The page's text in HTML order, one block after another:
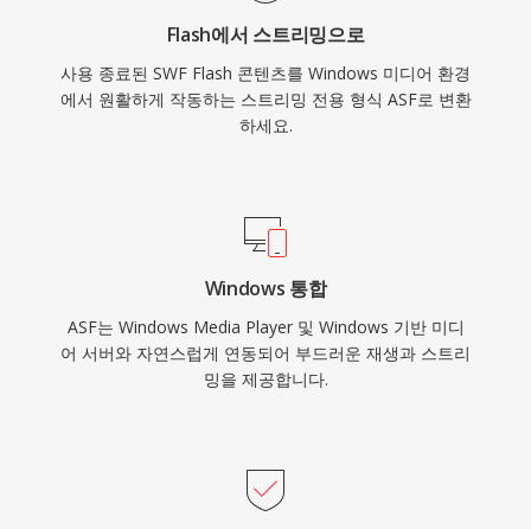
Windows Media Services 인프라에 의존하는 기
업 환경에서는 여전히 관련성이 있습니다.
Flash에서 스트리밍으로
사용 종료된 SWF Flash 콘텐츠를 Windows 미디어 환경
에서 원활하게 작동하는 스트리밍 전용 형식 ASF로 변환
하세요.
Windows 통합
ASF는 Windows Media Player 및 Windows 기반 미디
어 서버와 자연스럽게 연동되어 부드러운 재생과 스트리
밍을 제공합니다.